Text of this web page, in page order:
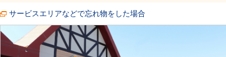
サービスエリアなどで忘れ物をした場合